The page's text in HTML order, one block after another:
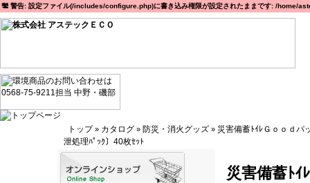
警告: 設定ファイル(/includes/configure.php)に書き込み権限が設定されたままです: /
トップ» カタログ » 防災・消火グッズ » 災害備蓄ﾄｲﾚＧｏｏｄパ
泄処理ﾊﾟｯｸ〕40枚ｾｯﾄ
災害備蓄ﾄｲ